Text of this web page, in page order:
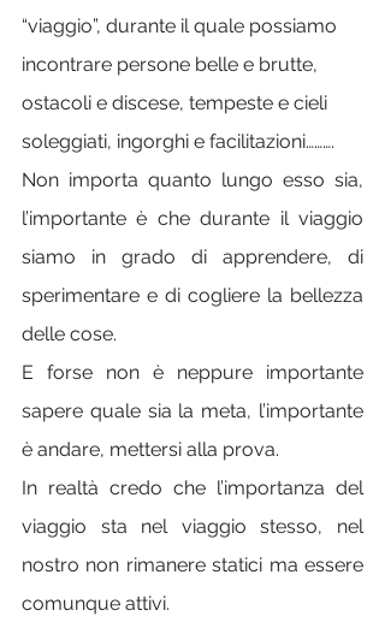
“viaggio”, durante il quale possiamo
incontrare persone belle e brutte,
ostacoli e discese, tempeste e cieli
soleggiati, ingorghi e facilitazioni……….
Non importa quanto lungo esso sia,
l’importante è che durante il viaggio
siamo in grado di apprendere, di
sperimentare e di cogliere la bellezza
delle cose.
E forse non è neppure importante
sapere quale sia la meta, l’importante
è andare, mettersi alla prova.
In realtà credo che l’importanza del
viaggio sta nel viaggio stesso, nel
nostro non rimanere statici ma essere
comunque attivi.